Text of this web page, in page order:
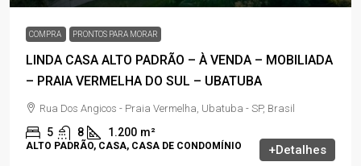
COMPRA PRONTOS PARA MORAR
LINDA CASA ALTO PADRÃO – À VENDA – MOBILIADA
– PRAIA VERMELHA DO SUL – UBATUBA
Rua Dos Angicos - Praia Vermelha, Ubatuba - SP, Brasil
5 8 1.200 m²
ALTO PADRÃO, CASA, CASA DE CONDOMÍNIO +Detalhes